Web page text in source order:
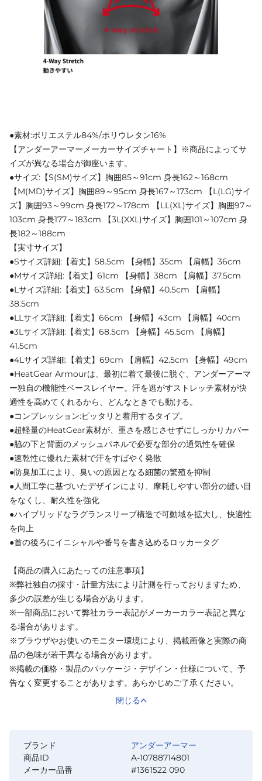
●素材:ポリエステル84%/ポリウレタン16%
【アンダーアーマーメーカーサイズチャート】※商品によってサ
イズが異なる場合が御座います。
●サイズ:【S(SM)サイズ】胸囲85～91cm 身長162～168cm
【M(MD)サイズ】胸囲89～95cm 身長167～173cm 【L(LG)サイ
ズ】胸囲93～99cm 身長172～178cm 【LL(XL)サイズ】胸囲97～
103cm 身長177～183cm 【3L(XXL)サイズ】胸囲101～107cm 身
長182～188cm
【実寸サイズ】
●Sサイズ詳細:【着丈】58.5cm 【身幅】35cm 【肩幅】36cm
●Mサイズ詳細:【着丈】61cm 【身幅】38cm 【肩幅】37.5cm
●Lサイズ詳細:【着丈】63.5cm 【身幅】40.5cm 【肩幅】
38.5cm
●LLサイズ詳細:【着丈】66cm 【身幅】43cm 【肩幅】40cm
●3Lサイズ詳細:【着丈】68.5cm 【身幅】45.5cm 【肩幅】
41.5cm
●4Lサイズ詳細:【着丈】69cm 【肩幅】42.5cm 【身幅】49cm
●HeatGear Armourは、最初に着て最後に脱ぐ、アンダーアーマ
ー独自の機能性ベースレイヤー。汗を逃がすストレッチ素材が快
適性を高めてくれるから、どんなときでも動ける。
●コンプレッション:ピッタリと着用するタイプ。
●超軽量のHeatGear素材が、重さを感じさせずにしっかりカバー
●脇の下と背面のメッシュパネルで必要な部分の通気性を確保
●速乾性に優れた素材で汗をすばやく発散
●防臭加工により、臭いの原因となる細菌の繁殖を抑制
●人間工学に基づいたデザインにより、摩耗しやすい部分の縫い目
をなくし、耐久性を強化
●ハイブリッドなラグランスリーブ構造で可動域を拡大し、快適性
を向上
●首の後ろにイニシャルや番号を書き込めるロッカータグ
【商品の購入にあたっての注意事項】
※弊社独自の採寸・計量方法により計測を行っておりますため、
多少の誤差が生じる場合があります。
※一部商品において弊社カラー表記がメーカーカラー表記と異な
る場合があります。
※ブラウザやお使いのモニター環境により、掲載画像と実際の商
品の色味が若干異なる場合があります。
※掲載の価格・製品のパッケージ・デザイン・仕様について、予
告なく変更することがあります。あらかじめご了承ください。
閉じる
ブランド
アンダーアーマー
商品ID
A-10788714801
メーカー品番
#1361522 090